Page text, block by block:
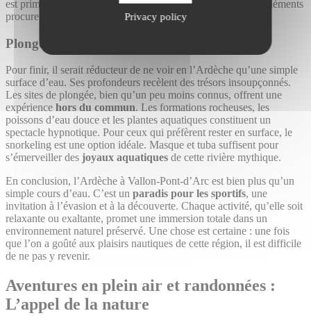
Privacy policy
est primordiale. Et à l’arrivée, le sentiment d’avoir défié les éléments
procure une joie indescriptible.
Plongée et snorkeling : Les merveilles cachées
Pour finir, il serait réducteur de ne voir en l’Ardèche qu’une simple
surface d’eau. Ses profondeurs recèlent des trésors insoupçonnés.
Les sites de plongée, bien qu’un peu moins connus, offrent une
expérience hors du commun. Les formations rocheuses, les
poissons d’eau douce et les plantes aquatiques constituent un
spectacle hypnotique. Pour ceux qui préfèrent rester en surface, le
snorkeling est une option idéale. Masque et tuba suffisent pour
s’émerveiller des joyaux aquatiques de cette rivière mythique.
En conclusion, l’Ardèche à Vallon-Pont-d’Arc est bien plus qu’un
simple cours d’eau. C’est un paradis pour les sportifs, une
invitation à l’évasion et à la découverte. Chaque activité, qu’elle soit
relaxante ou exaltante, promet une immersion totale dans un
environnement naturel préservé. Une chose est certaine : une fois
que l’on a goûté aux plaisirs nautiques de cette région, il est difficile
de ne pas y revenir.
Aventures en plein air et randonnées :
L’appel de la nature